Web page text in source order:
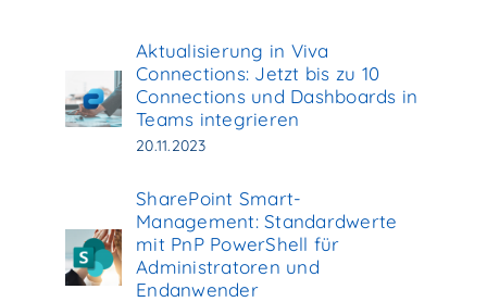
Aktualisierung in Viva
Connections: Jetzt bis zu 10
Connections und Dashboards in
Teams integrieren
20.11.2023
SharePoint Smart-
Management: Standardwerte
mit PnP PowerShell für
Administratoren und
Endanwender